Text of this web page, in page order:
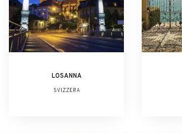
LOSANNA
SVIZZERA